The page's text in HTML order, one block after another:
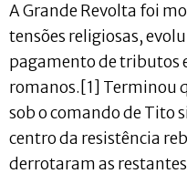
A Grande Revolta foi
tensões religiosas,
pagamento de tributos
romanos.[1] Terminou
sob o comando de Tito
centro da resistência
derrotaram as